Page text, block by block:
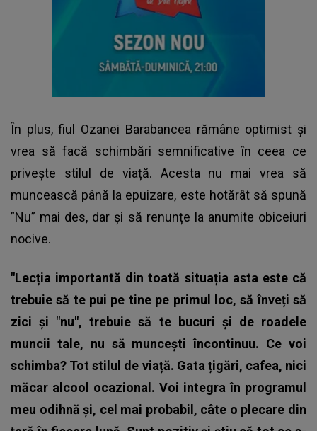
În plus, fiul Ozanei Barabancea rămâne optimist și
vrea să facă schimbări semnificative în ceea ce
privește stilul de viață. Acesta nu mai vrea să
muncească până la epuizare, este hotărât să spună
”Nu” mai des, dar și să renunțe la anumite obiceiuri
nocive.
"Lecția importantă din toată situația asta este că
trebuie să te pui pe tine pe primul loc, să înveți să
zici și "nu", trebuie să te bucuri și de roadele
muncii tale, nu să muncești încontinuu. Ce voi
schimba? Tot stilul de viață. Gata țigări, cafea, nici
măcar alcool ocazional. Voi integra în programul
meu odihnă și, cel mai probabil, câte o plecare din